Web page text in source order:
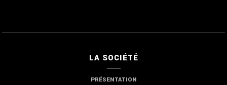
LA SOCIÉTÉ
PRÉSENTATION